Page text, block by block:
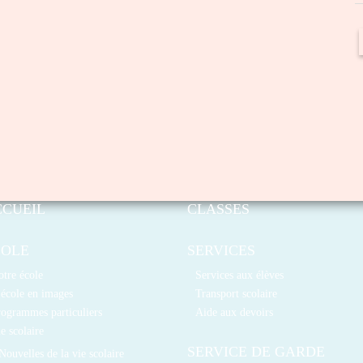
école
en images
particuliers
scolaire
Nouvelles de la vie scolaire
CLASSES
SERVICES
Services aux élèves
Transport scolaire
Aide aux devoirs
SERVICE DE GARDE